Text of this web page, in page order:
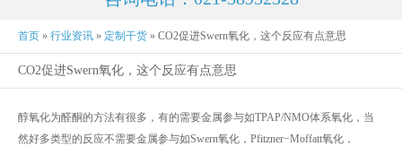
首页 » 行业资讯 » 定制干货 » CO2促进Swern氧化，这个反应有点意思
CO2促进Swern氧化，这个反应有点意思
醇氧化为醛酮的方法有很多，有的需要金属参与如TPAP/NMO体系氧化，当
然好多类型的反应不需要金属参与如Swern氧化，Pfitzner−Moffatt氧化，